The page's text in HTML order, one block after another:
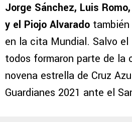
Jorge Sánchez, Luis
y el Piojo Alvarado
en la cita Mundial. Salvo el
todos formaron parte de la
novena estrella de Cruz
Guardianes 2021 ante el